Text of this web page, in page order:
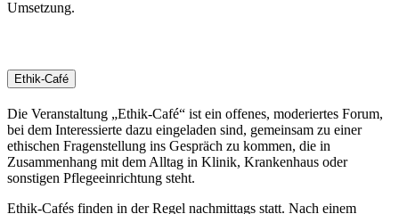
Umsetzung.
Ethik-Café
Die Veranstaltung „Ethik-Café“ ist ein offenes, moderiertes Forum,
bei dem Interessierte dazu eingeladen sind, gemeinsam zu einer
ethischen Fragenstellung ins Gespräch zu kommen, die in
Zusammenhang mit dem Alltag in Klinik, Krankenhaus oder
sonstigen Pflegeeinrichtung steht.
Ethik-Cafés finden in der Regel nachmittags statt. Nach einem